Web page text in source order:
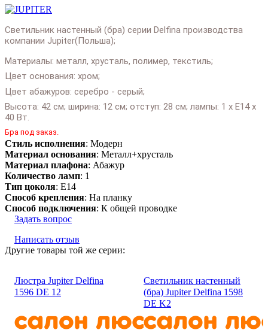
Светильник настенный (бра) серии Delfina производства
компании Jupiter(Польша);
Материалы: металл, хрусталь, полимер, текстиль;
Цвет основания: хром;
Цвет абажуров: серебро - серый;
Высота: 42 см; ширина: 12 см; отступ: 28 см; лампы: 1 х Е14 х
40 Вт.
Бра под заказ.
Подробнее: https://salonlustr.com.ua/p15152-
Svetilnik_nastenniy_bra_upiter_Delfina_1598_DE_K2
Стиль исполнения: Модерн
Материал основания: Металл+хрусталь
Материал плафона: Абажур
Количество ламп: 1
Тип цоколя: E14
Способ крепления: На планку
Способ подключения: К общей проводке
Задать вопрос
Написать отзыв
Другие товары той же серии:
Люстра Jupiter Delfina
1596 DE 12
Светильник настенный
(бра) Jupiter Delfina 1598
DE K2